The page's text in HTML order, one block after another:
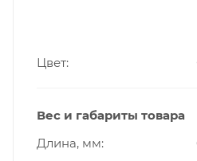
Цвет
Вес и габариты товара
Длина, мм